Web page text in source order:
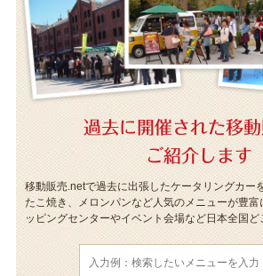
過去に開催された移
ご紹介します
移動販売.netで過去に出張したケータリングカー
たこ焼き、メロンパンなど人気のメニューが豊富
ッピングセンターやイベント会場など日本全国ど